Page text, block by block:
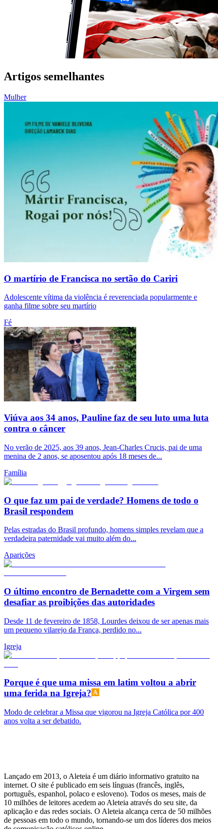
Artigos semelhantes
Mulher
O martírio de Francisca no sertão do Cariri
Adolescente vítima da violência é reverenciada popularmente e
ganha filme sobre seu martírio
Fé
Viúva aos 34 anos, Pauline faz de seu luto uma luta
contra o câncer
No verão de 2025, aos 39 anos, Jean-Charles Crucis, pai de uma
menina de 2 anos, se aposentou após 18 meses de...
Família
O que faz um pai de verdade? Homens de todo o
Brasil respondem
Pelas estradas do Brasil profundo, homens simples revelam que a
verdadeira paternidade vai muito além do...
Aparições
O último encontro de Bernadette com a Virgem sem
desafiar as proibições das autoridades
Desde 11 de fevereiro de 1858, Lourdes deixou de ser apenas mais
um pequeno vilarejo da França, perdido no...
Igreja
Porque é que uma missa em latim voltou a abrir
uma ferida na Igreja?
Modo de celebrar a Missa que vigorou na Igreja Católica por 400
anos volta a ser debatido.
Lançado em 2013, o Aleteia é um diário informativo gratuito na
internet. O site é publicado em seis línguas (francês, inglês,
português, espanhol, polaco e esloveno). Todos os meses, mais de
10 milhões de leitores acedem ao Aleteia através do seu site, da
aplicação e das redes sociais. O Aleteia alcança cerca de 50 milhões
de pessoas em todo o mundo, tornando-se um dos líderes dos meios